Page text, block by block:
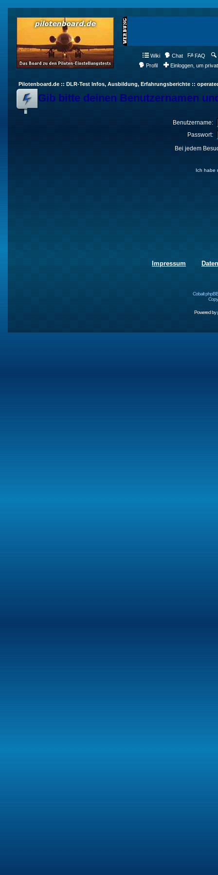
Wiki Chat FAQ
Profil
Einloggen, um
Pilotenboard.de :: DLR-Test Infos, Ausbildung, Erfahrungsberichte ::
Gib bitte deinen Benutzernamen
Benutzername:
Passwort:
Bei jedem
Ich habe
Impressum
Cobalt
Powered by